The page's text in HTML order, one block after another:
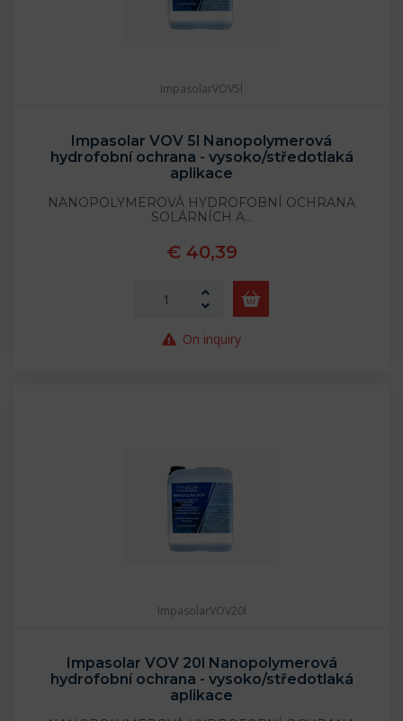
ImpasolarVOV5l
Impasolar VOV 5l Nanopolymerová
hydrofobní ochrana - vysoko/středotlaká
aplikace
NANOPOLYMEROVÁ HYDROFOBNÍ OCHRANA
SOLÁRNÍCH A…
€ 40,39
On inquiry
ImpasolarVOV20l
Impasolar VOV 20l Nanopolymerová
hydrofobní ochrana - vysoko/středotlaká
aplikace